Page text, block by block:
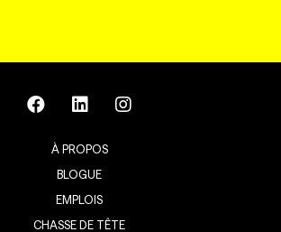
À PROPOS
BLOGUE
EMPLOIS
CHASSE DE TÊTE